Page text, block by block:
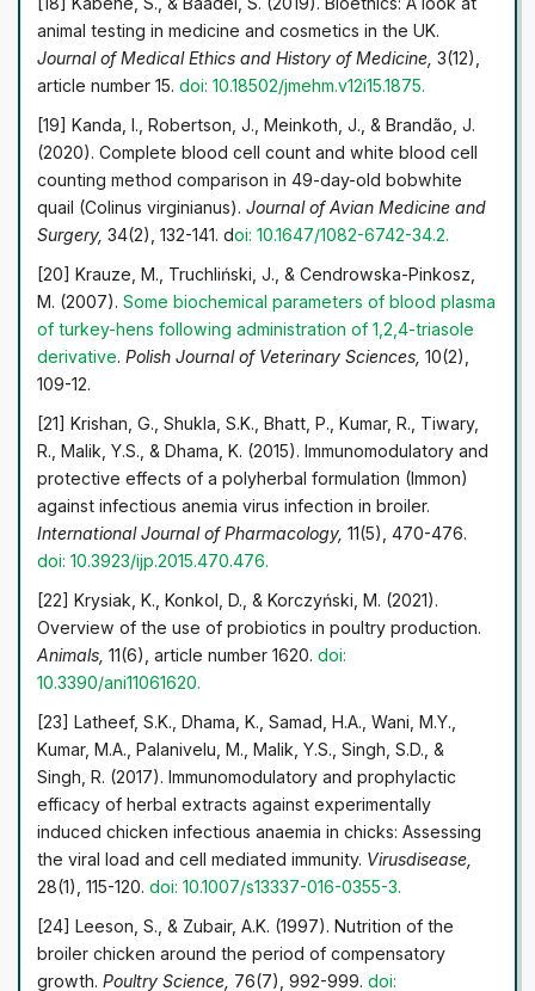
animal testing in medicine and cosmetics in the UK.
Journal of Medical Ethics and History of Medicine, 3(12),
article number 15.doi: 10.18502/jmehm.v12i15.1875.
[19] Kanda, I., Robertson, J., Meinkoth, J., & Brandão, J.
(2020). Complete blood cell count and white blood cell
counting method comparison in 49-day-old bobwhite
quail (Colinus virginianus).Journal of Avian Medicine and
Surgery,34(2), 132-141. doi: 10.1647/1082-6742-34.2.
[20] Krauze, M., Truchliński, J., & Cendrowska-Pinkosz,
M. (2007).Some biochemical parameters of blood plasma
of turkey-hens following administration of 1,2,4-triasole
derivative.Polish Journal of Veterinary Sciences, 10(2),
109-12.
[21] Krishan, G., Shukla, S.K., Bhatt, P., Kumar, R., Tiwary,
R., Malik, Y.S., & Dhama, K. (2015). Immunomodulatory and
protective effects of a polyherbal formulation (Immon)
against infectious anemia virus infection in broiler.
International Journal of Pharmacology, 11(5), 470-476.
doi: 10.3923/ijp.2015.470.476.
[22] Krysiak, K., Konkol, D., & Korczyński, M. (2021).
Overview of the use of probiotics in poultry production.
Animals,11(6), article number 1620.doi:
10.3390/ani11061620.
[23] Latheef, S.K., Dhama, K., Samad, H.A., Wani, M.Y.,
Kumar, M.A., Palanivelu, M., Malik, Y.S., Singh, S.D., &
Singh, R. (2017). Immunomodulatory and prophylactic
efficacy of herbal extracts against experimentally
induced chicken infectious anaemia in chicks: Assessing
the viral load and cell mediated immunity. Virusdisease,
28(1), 115-120.doi: 10.1007/s13337-016-0355-3.
[24] Leeson, S., & Zubair, A.K. (1997). Nutrition of the
broiler chicken around the period of compensatory
growth. Poultry Science, 76(7), 992-999.doi: